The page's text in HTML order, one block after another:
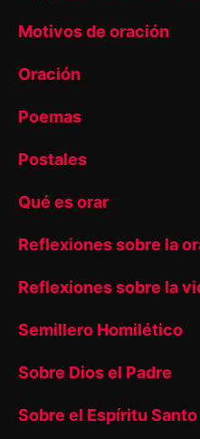
Motivos de oración
Oración
Poemas
Postales
Qué es orar
Reflexiones sobre la
Reflexiones sobre la
Semillero Homilético
Sobre Dios el Padre
Sobre el Espíritu Santo